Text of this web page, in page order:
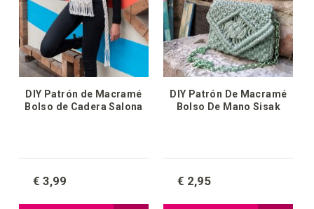
DIY Patrón de Macramé
Bolso de Cadera Salona
€ 3,99
DIY Patrón De Macramé
Bolso De Mano Sisak
€ 2,95